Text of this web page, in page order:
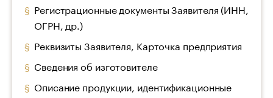
Регистрационные документы Заявителя (ИНН,
ОГРН, др.)
Реквизиты Заявителя, Карточка предприятия
Сведения об изготовителе
Описание продукции, идентификационные